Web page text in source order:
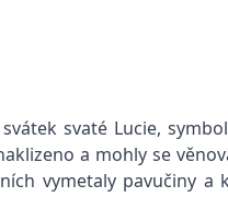
svaté Lucie,
a mohly se
vymetaly pavučiny